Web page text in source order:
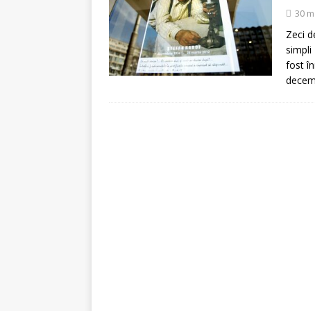
[ 5 august 2026 ]
30
Zeci
simpli
fost